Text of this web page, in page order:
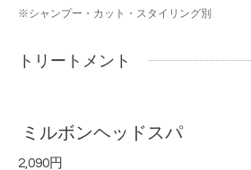
※シャンプー・カット・スタイリング別
トリートメント
ミルボンヘッドスパ
2,090円